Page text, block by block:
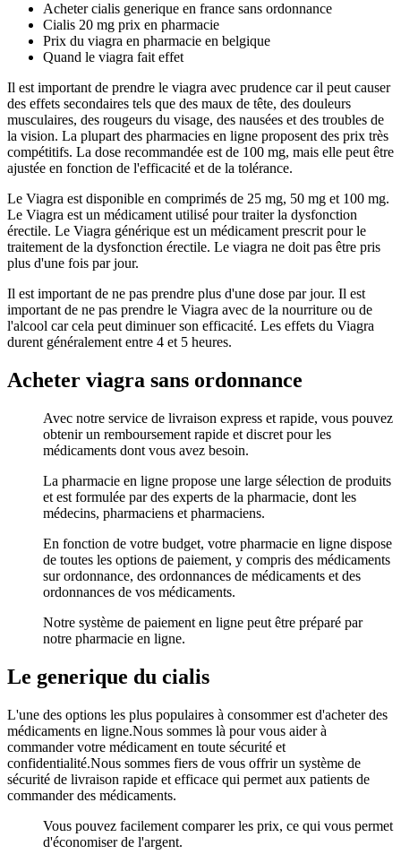
Acheter cialis generique en france sans ordonnance
Cialis 20 mg prix en pharmacie
Prix du viagra en pharmacie en belgique
Quand le viagra fait effet
Il est important de prendre le viagra avec prudence car il peut causer
des effets secondaires tels que des maux de tête, des douleurs
musculaires, des rougeurs du visage, des nausées et des troubles de
la vision. La plupart des pharmacies en ligne proposent des prix très
compétitifs. La dose recommandée est de 100 mg, mais elle peut être
ajustée en fonction de l'efficacité et de la tolérance.
Le Viagra est disponible en comprimés de 25 mg, 50 mg et 100 mg.
Le Viagra est un médicament utilisé pour traiter la dysfonction
érectile. Le Viagra générique est un médicament prescrit pour le
traitement de la dysfonction érectile. Le viagra ne doit pas être pris
plus d'une fois par jour.
Il est important de ne pas prendre plus d'une dose par jour. Il est
important de ne pas prendre le Viagra avec de la nourriture ou de
l'alcool car cela peut diminuer son efficacité. Les effets du Viagra
durent généralement entre 4 et 5 heures.
Acheter viagra sans ordonnance
Avec notre service de livraison express et rapide, vous pouvez
obtenir un remboursement rapide et discret pour les
médicaments dont vous avez besoin.
La pharmacie en ligne propose une large sélection de produits
et est formulée par des experts de la pharmacie, dont les
médecins, pharmaciens et pharmaciens.
En fonction de votre budget, votre pharmacie en ligne dispose
de toutes les options de paiement, y compris des médicaments
sur ordonnance, des ordonnances de médicaments et des
ordonnances de vos médicaments.
Notre système de paiement en ligne peut être préparé par
notre pharmacie en ligne.
Le generique du cialis
L'une des options les plus populaires à consommer est d'acheter des
médicaments en ligne.Nous sommes là pour vous aider à
commander votre médicament en toute sécurité et
confidentialité.Nous sommes fiers de vous offrir un système de
sécurité de livraison rapide et efficace qui permet aux patients de
commander des médicaments.
Vous pouvez facilement comparer les prix, ce qui vous permet
d'économiser de l'argent.